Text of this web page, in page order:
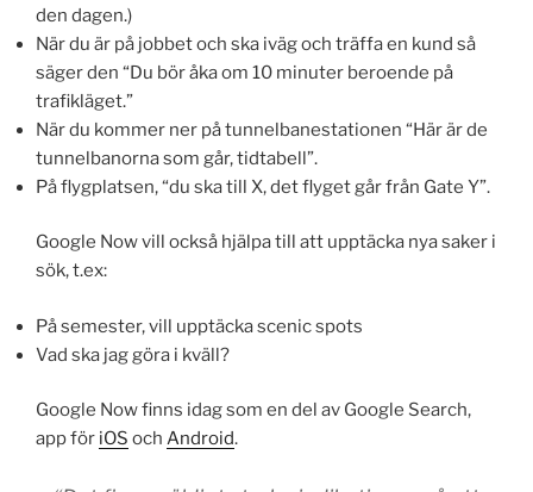
den dagen.)
När du är på jobbet och ska iväg och träffa en kund så
säger den “Du bör åka om 10 minuter beroende på
trafikläget.”
När du kommer ner på tunnelbanestationen “Här är de
tunnelbanorna som går, tidtabell”.
På flygplatsen, “du ska till X, det flyget går från Gate Y”.
Google Now vill också hjälpa till att upptäcka nya saker i
sök, t.ex:
På semester, vill upptäcka scenic spots
Vad ska jag göra i kväll?
Google Now finns idag som en del av Google Search,
app för iOS och Android.